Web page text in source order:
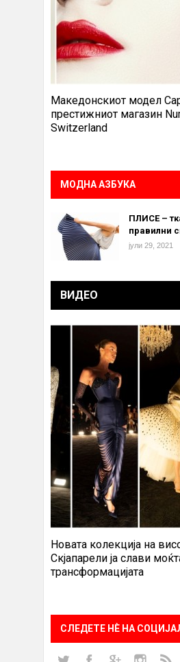
Македонскиот модел
престижниот магазин
Switzerland
МОДНА АЗБУКА
ПЛИСЕ –
правилни
јули 29, 2021
ВИДЕО
Новата колекција на
Скјапарели ја слави
трансформацијата
СЛЕДЕТЕ НÈ НА